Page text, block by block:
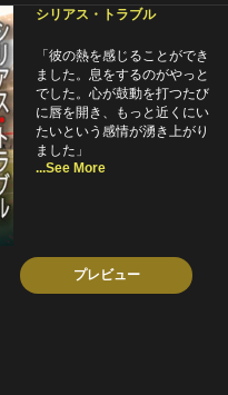
シリアス・トラブル
「彼の熱を感じることができ
ました。息をするのがやっと
でした。心が鼓動を打つたび
に唇を開き、もっと近くにい
たいという感情が湧き上がり
ました」
...See More
プレビュー